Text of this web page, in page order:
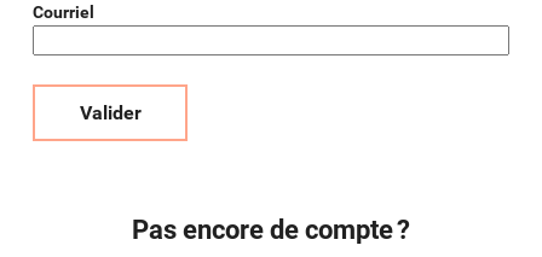
Courriel
Valider
Pas encore de compte ?